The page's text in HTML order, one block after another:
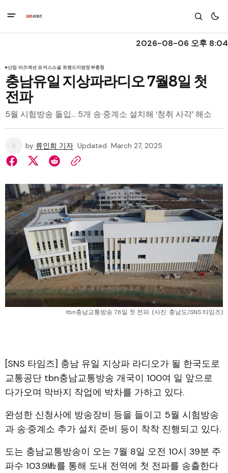
2026-08-06 오후 8:04
산업 비즈섹션 포커스소셜 트렌드지방정부충청
충남유일 지상파라디오 7월8일 첫
전파
5월 시험방송 돌입… 5개 송·중계소 설치해 ‘청취 사각’ 해소
by 류인희 기자 Updated March 27, 2025
tbn충남교통방송 7.8일 첫 전파. (사진: 충남도/SNS 타임즈)
[SNS 타임즈] 충남 유일 지상파 라디오가 될 한국도로
교통공단 tbn충남교통방송 개국이 100여 일 앞으로
다가오며 막바지 작업에 박차를 가하고 있다.
완성한 신청사에 방송장비 등을 들이고 5월 시험방송
과 송·중계소 추가 설치 준비 등이 착착 진행되고 있다.
도는 충남교통방송이 오는 7월 8일 오전 10시 39분 주
파수 103.9㎒를 통해 도내 전역에 첫 전파를 송출한다